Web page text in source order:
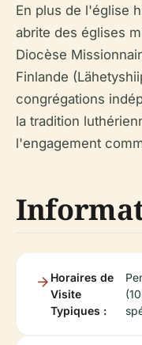
En plus de l'église
abrite des églises
Diocèse
Finlande
congrégations
la tradition
l'engagement
Horaires de
Visite
Typiques :